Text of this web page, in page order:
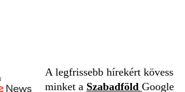
A legfrissebb hírekért kövess
minket a Szabadföld Google